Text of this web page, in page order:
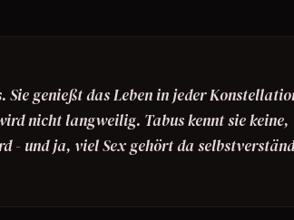
genießt das Leben in jeder
nicht langweilig. Tabus kennt sie keine,
- und ja, viel Sex gehört da